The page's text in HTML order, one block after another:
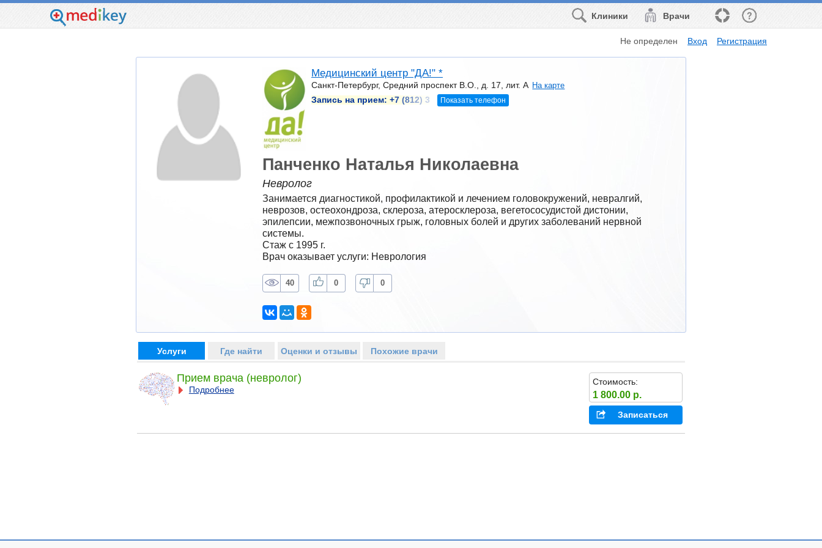
Врачи
Клиники
Не определен Вход Регистрация
Медицинский центр "ДА!" *
Санкт-Петербург, Средний проспект В.О., д. 17, лит. А На карте
Запись на прием: +7 (812) 3 Показать телефон
Панченко Наталья Николаевна
Невролог
Занимается диагностикой, профилактикой и лечением головокружений, невралгий,
неврозов, остеохондроза, склероза, атеросклероза, вегетососудистой дистонии,
эпилепсии, межпозвоночных грыж, головных болей и других заболеваний нервной
системы.
Стаж с 1995 г.
Врач оказывает услуги: Неврология
40 0 0
Услуги Где найти Оценки и отзывы Похожие врачи
Прием врача (невролог)
Подробнее
Стоимость:
1 800.00 р.
Записаться